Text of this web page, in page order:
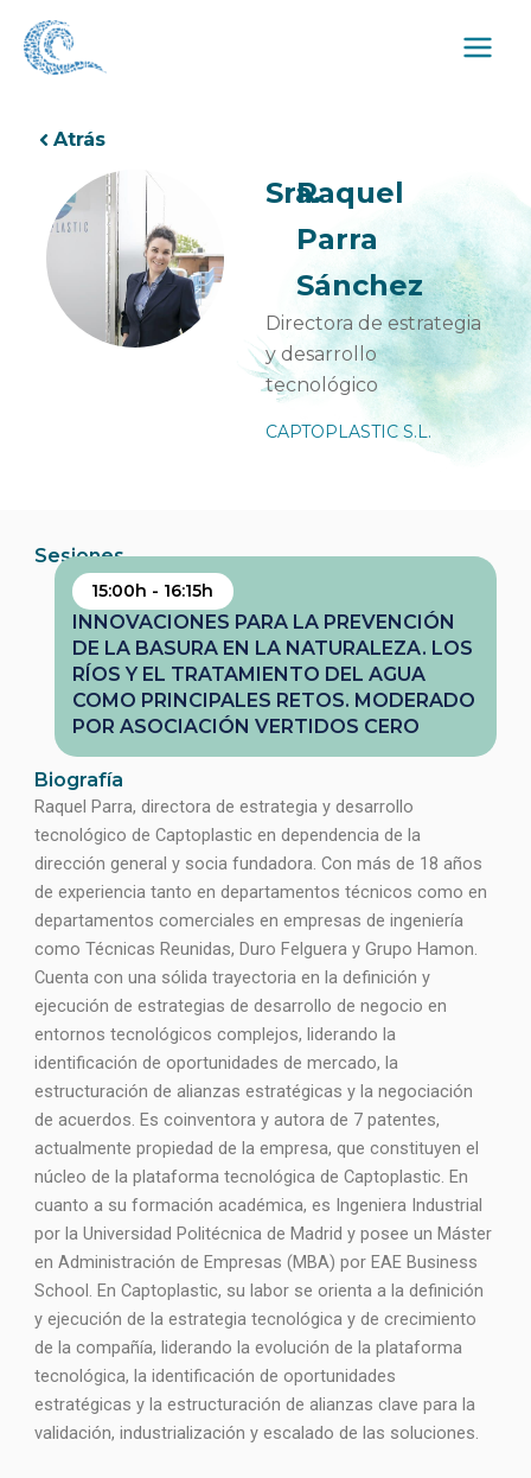
contenido
Atrás
Sra.Raquel
Parra
Sánchez
Directora de estrategia
y desarrollo
tecnológico
CAPTOPLASTIC S.L.
Sesiones
15:00h - 16:15h
INNOVACIONES PARA LA PREVENCIÓN
DE LA BASURA EN LA NATURALEZA. LOS
RÍOS Y EL TRATAMIENTO DEL AGUA
COMO PRINCIPALES RETOS. MODERADO
POR ASOCIACIÓN VERTIDOS CERO
Biografía
Raquel Parra, directora de estrategia y desarrollo
tecnológico de Captoplastic en dependencia de la
dirección general y socia fundadora. Con más de 18 años
de experiencia tanto en departamentos técnicos como en
departamentos comerciales en empresas de ingeniería
como Técnicas Reunidas, Duro Felguera y Grupo Hamon.
Cuenta con una sólida trayectoria en la definición y
ejecución de estrategias de desarrollo de negocio en
entornos tecnológicos complejos, liderando la
identificación de oportunidades de mercado, la
estructuración de alianzas estratégicas y la negociación
de acuerdos. Es coinventora y autora de 7 patentes,
actualmente propiedad de la empresa, que constituyen el
núcleo de la plataforma tecnológica de Captoplastic. En
cuanto a su formación académica, es Ingeniera Industrial
por la Universidad Politécnica de Madrid y posee un Máster
en Administración de Empresas (MBA) por EAE Business
School. En Captoplastic, su labor se orienta a la definición
y ejecución de la estrategia tecnológica y de crecimiento
de la compañía, liderando la evolución de la plataforma
tecnológica, la identificación de oportunidades
estratégicas y la estructuración de alianzas clave para la
validación, industrialización y escalado de las soluciones.